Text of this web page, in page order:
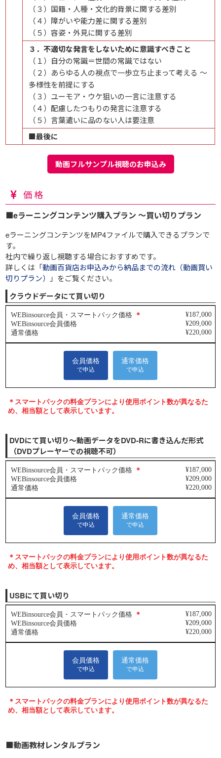
（３）国籍・人種・文化的背景に関する差別
（４）障がいや能力差に関する差別
（５）容姿・外見に関する差別
３．不適切な発言をしないために意識すべきこと
（１）自分の常識＝世間の常識ではない
（２）あらゆる人の視点で一歩立ち止まって考える ～
多様性を前提にする
（３）ユーモア・ウケ狙いの一言に注意する
（４）配慮したつもりの発言に注意する
（５）言葉遣いに品のない人は要注意
■最後に
動画フルサンプル視聴のお申込み
価格
■eラーニングコンテンツ購入プラン ～買い切りプラン
eラーニングコンテンツをMP4ファイルで購入できるプランで
す。
社内で繰り返し視聴する場合におすすめです。
詳しくは「動画百貨店お申込みから納品までの流れ（動画買い
切りプラン）
」をご覧ください。
クラウドデータにて買い切り
DVDにて買い切り～動画データをDVD-Rに書き込んだ形式
（DVDプレーヤーでの視聴不可）
USBにて買い切り
■動画教材レンタルプラン